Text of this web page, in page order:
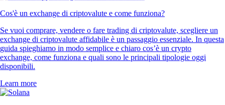
Cos'è un exchange di criptovalute e come funziona?
Se vuoi comprare, vendere o fare trading di criptovalute, scegliere un
exchange di criptovalute affidabile è un passaggio essenziale. In questa
guida spieghiamo in modo semplice e chiaro cos’è un crypto
exchange, come funziona e quali sono le principali tipologie oggi
disponibili.
Learn more